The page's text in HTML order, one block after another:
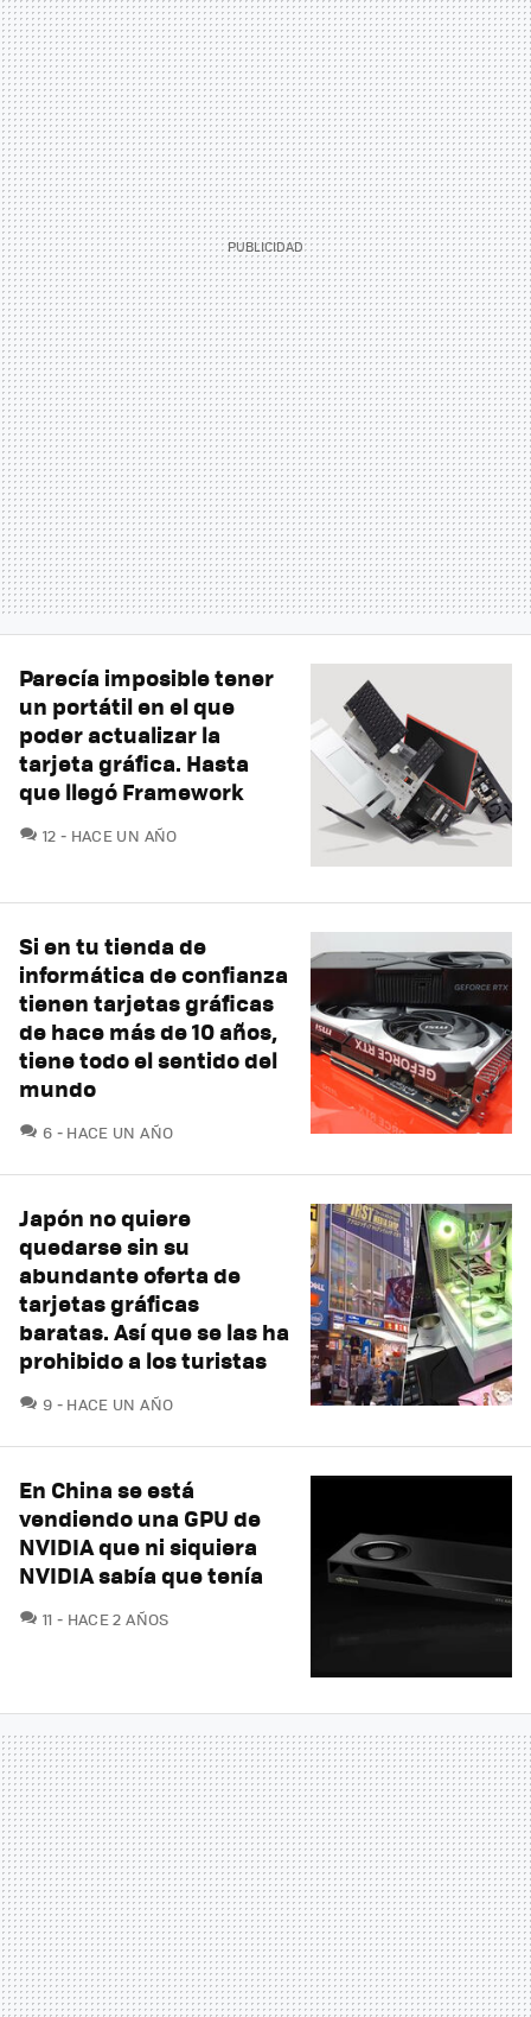
Parecía imposible tener
un portátil en el que
poder actualizar la
tarjeta gráfica. Hasta
que llegó Framework
12 COMENTARIOS
HACE UN AÑO
Si en tu tienda de
informática de confianza
tienen tarjetas gráficas
de hace más de 10 años,
tiene todo el sentido del
mundo
6 COMENTARIOS
HACE UN AÑO
Japón no quiere
quedarse sin su
abundante oferta de
tarjetas gráficas
baratas. Así que se las ha
prohibido a los turistas
9 COMENTARIOS
HACE UN AÑO
En China se está
vendiendo una GPU de
NVIDIA que ni siquiera
NVIDIA sabía que tenía
11 COMENTARIOS
HACE 2 AÑOS